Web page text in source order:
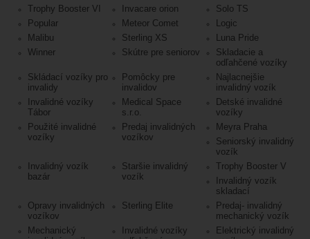
Trophy Booster VI
Invacare orion
Solo TS
Popular
Meteor Comet
Logic
Malibu
Sterling XS
Luna Pride
Winner
Skútre pre seniorov
Skladacie a
odľahčené vozíky
Skládací vozíky pro
invalidy
Pomôcky pre
invalidov
Najlacnejšie
invalidný vozík
Invalidné vozíky
Tábor
Medical Space
s.r.o.
Detské invalidné
vozíky
Použité invalidné
vozíky
Predaj invalidných
vozíkov
Meyra Praha
Seniorský invalidný
vozík
Invalidný vozík
bazár
Staršie invalidný
vozík
Trophy Booster V
Invalidný vozík
skladací
Opravy invalidných
vozíkov
Sterling Elite
Predaj- invalidný
mechanický vozík
Mechanický
Invalidné vozíky
Elektrický invalidný